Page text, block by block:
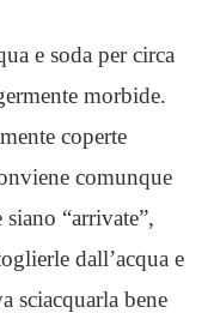
e soda per circa
morbide.
coperte
comunque
“arrivate”,
dall’acqua e
sciacquarla bene